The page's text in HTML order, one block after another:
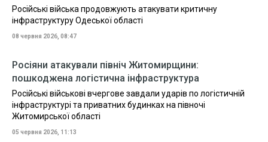
Російські війська продовжують атакувати критичну
інфраструктуру Одеської області
08 червня 2026, 08:47
Росіяни атакували північ Житомирщини:
пошкоджена логістична інфраструктура
Російські військові вчергове завдали ударів по логістичній
інфраструктурі та приватних будинках на півночі
Житомирської області
05 червня 2026, 11:13